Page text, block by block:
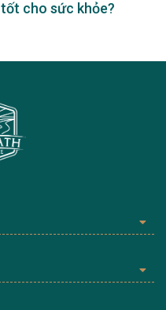
cho sức khỏe?